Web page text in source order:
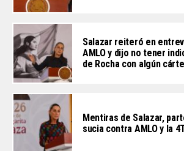
Salazar reiteró en
AMLO y dijo no tener
de Rocha con algún
Mentiras de Salazar,
sucia contra AMLO y la